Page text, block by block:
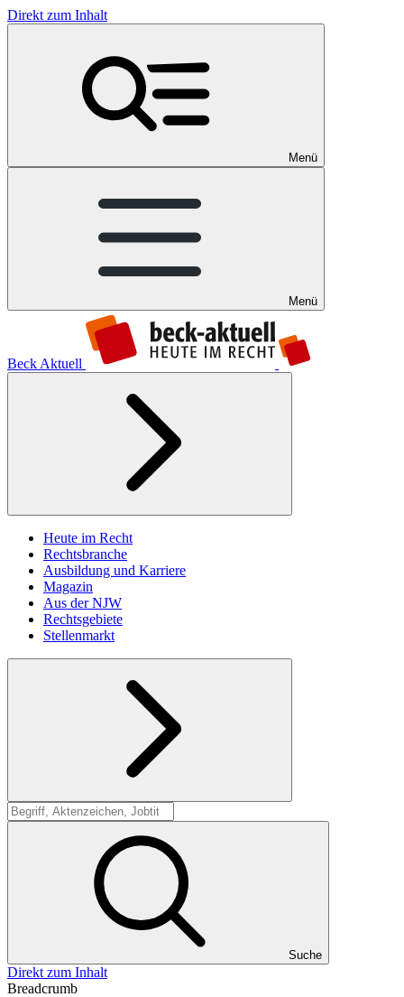
Direkt zum Inhalt
Menü
Menü
Beck Aktuell
Heute im Recht
Rechtsbranche
Ausbildung und Karriere
Magazin
Aus der NJW
Rechtsgebiete
Stellenmarkt
Suche
Suche
Direkt zum Inhalt
Breadcrumb